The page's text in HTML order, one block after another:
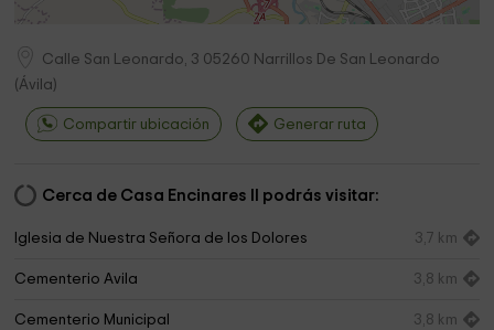
Calle San Leonardo, 3 05260 Narrillos De San Leonardo
(Ávila)
Compartir ubicación Generar ruta
Cerca de Casa Encinares II podrás visitar:
Iglesia de Nuestra Señora de los Dolores 3,7 km
Cementerio Avila 3,8 km
Cementerio Municipal 3,8 km